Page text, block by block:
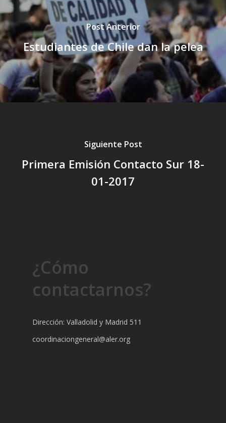
Post Anterior
Estudiantes de Chile dan la pelea
Siguiente Post
Primera Emisión Contacto Sur 18-
01-2017
¿Cómo
contactarnos?
Dirección: Valladolid y Madrid 511
coordinaciongeneral@aler.org